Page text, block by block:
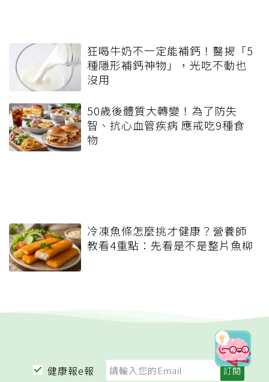
狂喝牛奶不一定能補鈣！醫揭「5
種隱形補鈣神物」，光吃不動也
沒用
50歲後體質大轉變！為了防失
智、抗心血管疾病 應戒吃9種食
物
冷凍魚條怎麼挑才健康？營養師
教看4重點：先看是不是整片魚柳
健康報e報